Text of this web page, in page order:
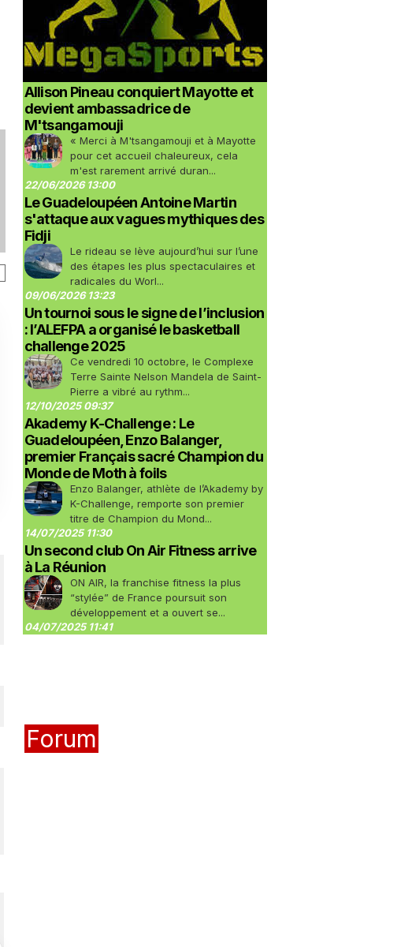
Allison Pineau conquiert Mayotte et
devient ambassadrice de
M'tsangamouji
« Merci à M'tsangamouji et à Mayotte
pour cet accueil chaleureux, cela
m'est rarement arrivé duran...
22/06/2026 13:00
Le Guadeloupéen Antoine Martin
s'attaque aux vagues mythiques des
Fidji
Le rideau se lève aujourd’hui sur l’une
des étapes les plus spectaculaires et
radicales du Worl...
09/06/2026 13:23
Un tournoi sous le signe de l’inclusion
: l’ALEFPA a organisé le basketball
challenge 2025
Ce vendredi 10 octobre, le Complexe
Terre Sainte Nelson Mandela de Saint-
Pierre a vibré au rythm...
12/10/2025 09:37
Akademy K-Challenge : Le
Guadeloupéen, Enzo Balanger,
premier Français sacré Champion du
Monde de Moth à foils
Enzo Balanger, athlète de l’Akademy by
K-Challenge, remporte son premier
titre de Champion du Mond...
14/07/2025 11:30
Un second club On Air Fitness arrive
à La Réunion
ON AIR, la franchise fitness la plus
“stylée” de France poursuit son
développement et a ouvert se...
04/07/2025 11:41
Forum